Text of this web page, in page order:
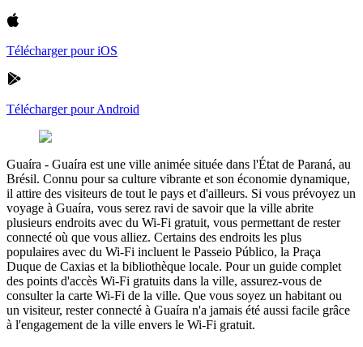
Télécharger pour iOS
Télécharger pour Android
Guaíra - Guaíra est une ville animée située dans l'État de Paraná, au
Brésil. Connu pour sa culture vibrante et son économie dynamique,
il attire des visiteurs de tout le pays et d'ailleurs. Si vous prévoyez un
voyage à Guaíra, vous serez ravi de savoir que la ville abrite
plusieurs endroits avec du Wi-Fi gratuit, vous permettant de rester
connecté où que vous alliez. Certains des endroits les plus
populaires avec du Wi-Fi incluent le Passeio Público, la Praça
Duque de Caxias et la bibliothèque locale. Pour un guide complet
des points d'accès Wi-Fi gratuits dans la ville, assurez-vous de
consulter la carte Wi-Fi de la ville. Que vous soyez un habitant ou
un visiteur, rester connecté à Guaíra n'a jamais été aussi facile grâce
à l'engagement de la ville envers le Wi-Fi gratuit.